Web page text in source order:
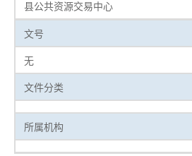
县公共资源交易中心
文号
无
文件分类
所属机构